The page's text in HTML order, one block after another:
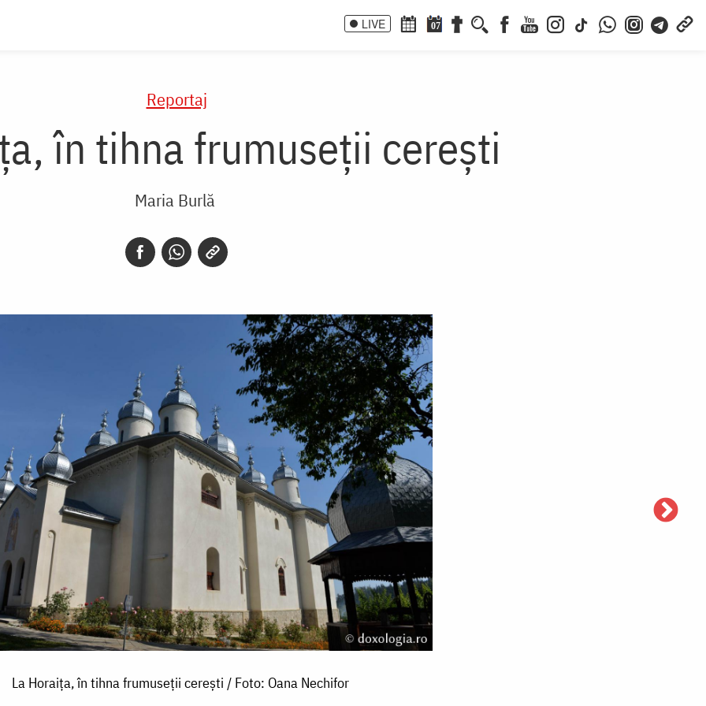
LIVE 07
Reportaj
în tihna frumuseții cerești
Maria Burlă
La Horaița, în tihna frumuseții cerești / Foto: Oana Nechifor